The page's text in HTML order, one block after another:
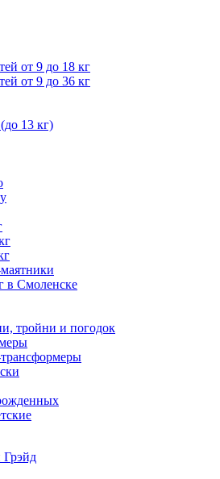
от 9 до 18 кг
от 9 до 36 кг
13 кг)
в Смоленске
тройни и погодок